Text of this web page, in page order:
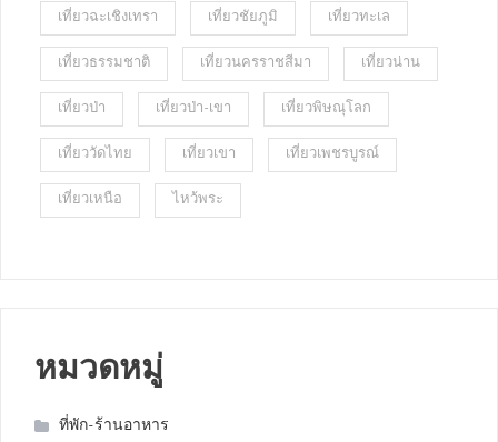
เที่ยวฉะเชิงเทรา เที่ยวชัยภูมิ เที่ยวทะเล
เที่ยวธรรมชาติ เที่ยวนครราชสีมา เที่ยวน่าน
เที่ยวป่า เที่ยวป่า-เขา เที่ยวพิษณุโลก
เที่ยววัดไทย เที่ยวเขา เที่ยวเพชรบูรณ์
เที่ยวเหนือ ไหว้พระ
หมวดหมู่
ที่พัก-ร้านอาหาร